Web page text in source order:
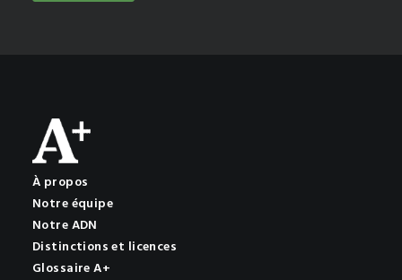
À propos
Notre équipe
Notre ADN
Distinctions et licences
Glossaire A+